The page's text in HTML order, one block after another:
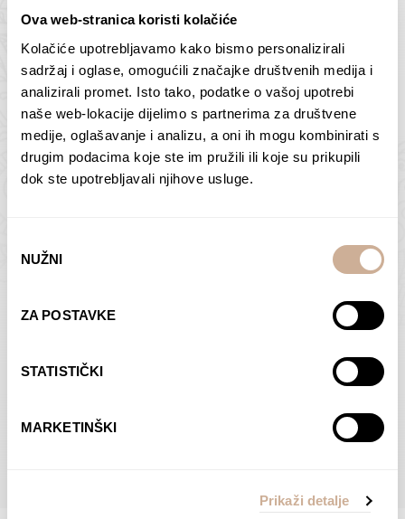
Ova web-stranica koristi kolačiće
Kolačiće upotrebljavamo kako bismo personalizirali
sadržaj i oglase, omogućili značajke društvenih medija i
analizirali promet. Isto tako, podatke o vašoj upotrebi
naše web-lokacije dijelimo s partnerima za društvene
medije, oglašavanje i analizu, a oni ih mogu kombinirati s
drugim podacima koje ste im pružili ili koje su prikupili
dok ste upotrebljavali njihove usluge.
pristanka
NUŽNI
ZA POSTAVKE
STATISTIČKI
MARKETINŠKI
Prikaži detalje
Butan – ljudi 2
75,00€ – 138,00€Raspon
cijena:
od
75,00 €
138,00 €
ODABERI OPCIJE
Antarktika – krajolik
2
75,00€ – 138,00€Raspon
cijena:
od
ODABERI OPCIJE
Dolac
ODABERI OPCIJE
Moreškanti – sjena
€Raspon
od
75,00 €
do
138,00 €
ODABERI OPCIJE
POGLEDAJTE SVE PROIZVODE U OVOJ KATEGORIJI